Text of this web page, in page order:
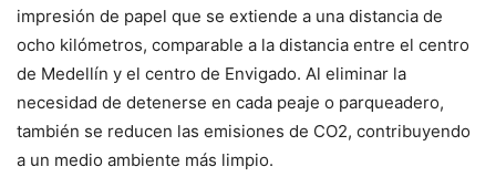
impresión de papel que se extiende a una distancia de
ocho kilómetros, comparable a la distancia entre el centro
de Medellín y el centro de Envigado. Al eliminar la
necesidad de detenerse en cada peaje o parqueadero,
también se reducen las emisiones de CO2, contribuyendo
a un medio ambiente más limpio.